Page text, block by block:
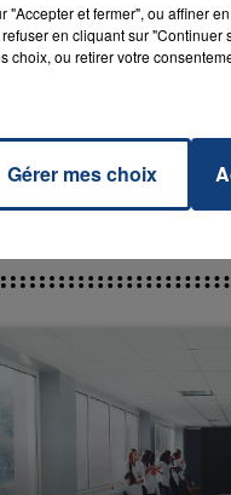
RADIO CONTACT
7h00 - 11h00
La Team de
"Accepter et fermer", ou affiner
en cliquant sur
choix, ou retirer votre
Gérer mes choix